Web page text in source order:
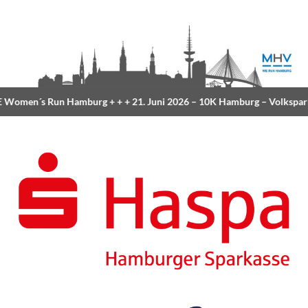
Run Hamburg+ + +21. Juni 2026 –10K Hamburg–